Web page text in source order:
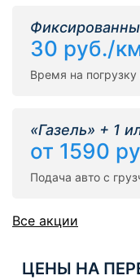
30 руб./
Время на
«Газель» + 1
от 1590
Подача авто с
Все акции
ЦЕНЫ НА